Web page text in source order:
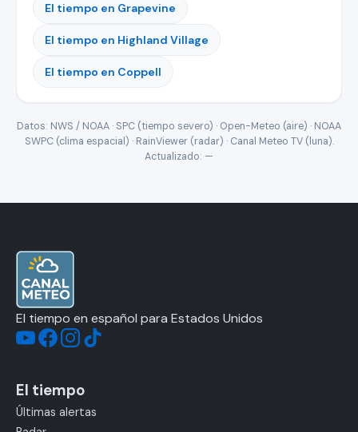
El tiempo en Grapevine
El tiempo en Highland Village
El tiempo en Coppell
Datos: NWS / NOAA · SPC (tiempo severo) · Open-Meteo (aire) · NOAA
SWPC (clima espacial) · RainViewer (radar) · Canal Meteo TV (luna).
Actualizado: —
El tiempo en español para Estados Unidos
El tiempo
Últimas alertas